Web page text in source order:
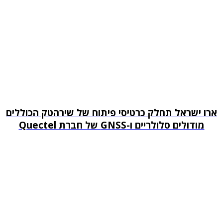
ארו ישראל תחלק כרטיסי פיתוח של שירהטק הכוללים
מודולים סלולריים ו-GNSS של חברת Quectel